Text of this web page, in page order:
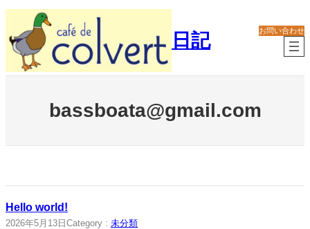
内
を
ス
ッ
日記 お問い合わせ
bassboata@gmail.com
Hello world!
2026年5月13日 Category : 未分類